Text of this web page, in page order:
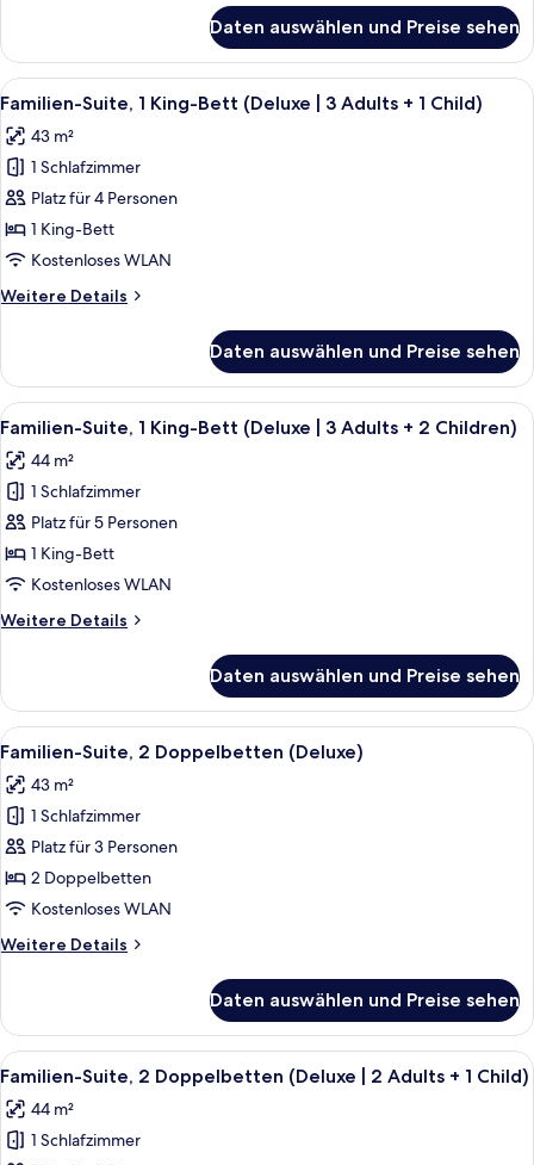
+
3
Children)
anzeigen
Suite,
1 King-
Bett
2
+
3
Children)
Daten auswählen und Preise sehen
Alle
Fotos
für
Familien-
Suite,
1 King-
Bett
|
+
1
Child)
anzeigen
Ein modernes Hotelzimmer mit Bett,
9
Familien-Suite, 1 King-Bett (Deluxe | 3 Adults + 1 Child)
43 m²
1 Schlafzimmer
Platz für 4 Personen
1 King-Bett
Kostenloses WLAN
Weitere Details
Weitere
Suite,
1 King-
Bett
3
+
Child)
Daten auswählen und Preise sehen
Alle
Fotos
für
Familien-
Suite,
1 King-
Bett
|
+
2
Children)
anzeigen
Ein modernes Hotelzimmer mit Bett,
9
Familien-Suite, 1 King-Bett (Deluxe | 3 Adults + 2 Children)
44 m²
1 Schlafzimmer
Platz für 5 Personen
1 King-Bett
Kostenloses WLAN
Weitere Details
Weitere
Suite,
1 King-
Bett
3
+
2
Children)
Daten auswählen und Preise sehen
Alle
Fotos
für
Familien-
Suite,
2 Doppelbetten
(Deluxe)
Ein modernes Hotelzimmer mit Bett,
9
Familien-Suite, 2 Doppelbetten (Deluxe)
43 m²
1 Schlafzimmer
Platz für 3 Personen
2 Doppelbetten
Kostenloses WLAN
Weitere Details
Weitere
Suite,
2 Doppelbetten
(Deluxe)
Daten auswählen und Preise sehen
Alle
Fotos
für
Familien-
Ein modernes Hotelzimmer mit Bett,
9
Familien-Suite, 2 Doppelbetten (Deluxe | 2 Adults + 1 Child)
44 m²
1 Schlafzimmer